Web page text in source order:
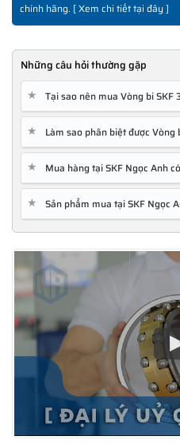
chính hãng. [Xem chi tiết tại đây]
Những câu hỏi thường gặp
★ Tại sao nên mua Vòng bi SKF
★ Làm sao phân biệt được Vòng
★ Mua hàng tại SKF Ngọc Anh
★ Sản phẩm mua tại SKF Ngọc